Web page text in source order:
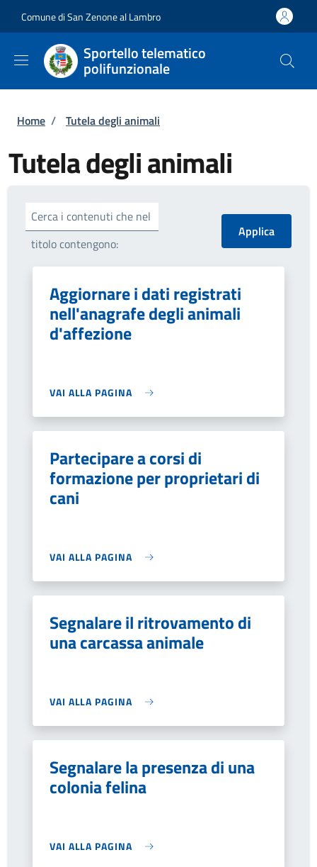
Comune di San Zenone al Lambro
Sportello telematico
polifunzionale
Briciole di pane
Home / Tutela degli animali
Tutela degli animali
Cerca i contenuti che nel
titolo contengono:
Aggiornare i dati registrati
nell'anagrafe degli animali
d'affezione
VAI ALLA PAGINA
Partecipare a corsi di
formazione per proprietari di
cani
VAI ALLA PAGINA
Segnalare il ritrovamento di
una carcassa animale
VAI ALLA PAGINA
Segnalare la presenza di una
colonia felina
VAI ALLA PAGINA